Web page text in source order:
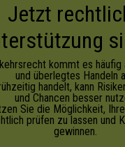
Jetzt
kommt es häufig
und überlegtes Handeln
handelt, kann
und Chancen besser
Sie die Möglichkeit,
prüfen zu lassen und
gewinnen.